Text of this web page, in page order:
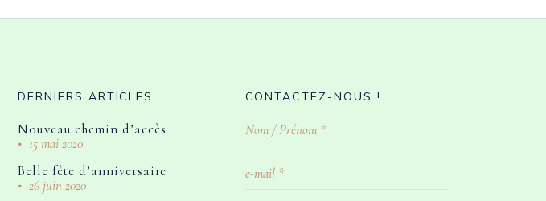
DERNIERS ARTICLES
Nouveau chemin d’accès
15 mai 2020
Belle fête d’anniversaire
26 juin 2020
CONTACTEZ-NOUS !